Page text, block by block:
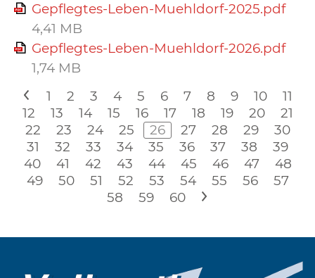
Gepflegtes-Leben-Muehldorf-2025.pdf
4,41 MB
Gepflegtes-Leben-Muehldorf-2026.pdf
1,74 MB
<
1 2 3 4 5 6 7 8 9 10
11
12
13 14 15 16 17 18 19 20
21
22
23 24 25 26 27 28 29
30
31
32 33 34 35 36 37 38
39
40
41 42 43 44 45 46 47
48
49
50 51 52 53 54 55 56
57
58
59 60 >